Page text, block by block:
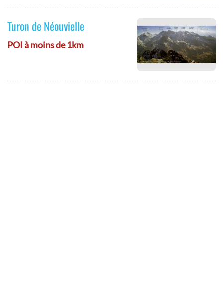
Turon de Néouvielle
POI à moins de 1km